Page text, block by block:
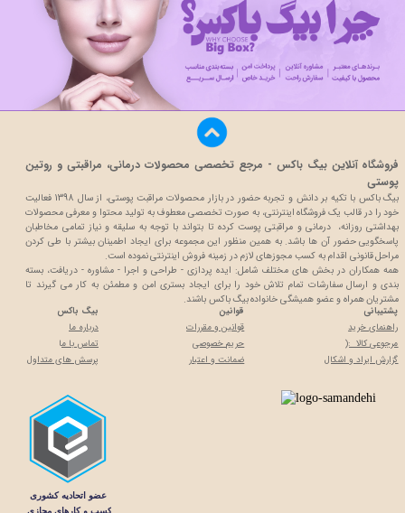
پشتیبانی
راهنمای خرید
مرجوعی کالا :(
گزارش ایراد و اشکال
قوانین
قوانین و مقررات
حریم خصوصی
ضمانت و اعتبار
بیگ باکس
درباره ما
تماس با ما
پرسش های متداول
فروشگاه آنلاین بیگ باکس - مرجع تخصصی محصولات درمانی، مراقبتی و روتین
پوستی
بیگ باکس با تکیه بر دانش و تجربه حضور در بازار محصولات مراقبت پوستی، از سال 1398 فعالیت
خود را در قالب یک فروشگاه اینترنتی، به صورت تخصصی معطوف به تولید محتوا و معرفی محصولات
بهداشتی روزانه، درمانی و مراقبتی پوست کرده تا بتواند با توجه به سلیقه و نیاز تمامی مخاطبان
پاسخگویی حضور آن ها باشد. به همین منظور این مجموعه برای ایجاد اطمینان بیشتر با طی کردن
مراحل قانونی اقدام به کسب مجوزهای لازم در زمینه فروش اینترنتی نموده است.
همه همکاران در بخش های مختلف شامل: ایده پردازی - طراحی و اجرا - مشاوره - دریافت، بسته
بندی و ارسال سفارشات تمام تلاش خود را برای ایجاد بستری امن و مطمئن به کار می گیرند تا
مشتریان همراه و عضو همیشگی خانواده بیگ باکس باشند.